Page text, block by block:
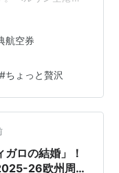
トルテや伝統料理
乗体験を詳しく
🔗 ✏️目次 ベルリ
出発 ルフトハン
堪能 SFCの恩恵で
航空券
#ちょっと贅沢
ロの結婚」！
26欧州周遊